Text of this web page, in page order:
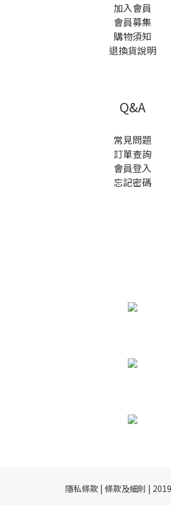
加入會員
會員募集
購物須知
退換貨說明
Q&A
常見問題
訂單查詢
會員登入
忘記密碼
隱私條款 | 條款及細則 |